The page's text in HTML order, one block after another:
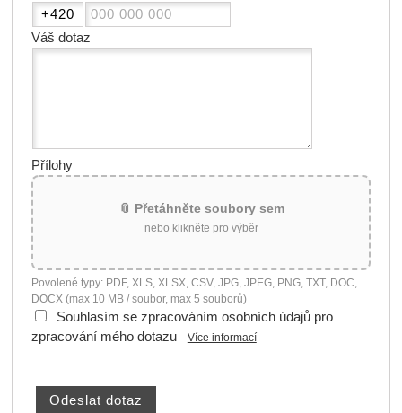
Váš dotaz
Přílohy
📎 Přetáhněte soubory sem
nebo klikněte pro výběr
Povolené typy: PDF, XLS, XLSX, CSV, JPG, JPEG, PNG, TXT, DOC,
DOCX (max 10 MB / soubor, max 5 souborů)
Souhlasím se zpracováním osobních údajů pro
zpracování mého dotazu
Více informací